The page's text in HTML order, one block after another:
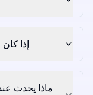
إذا
ماذا يحدث